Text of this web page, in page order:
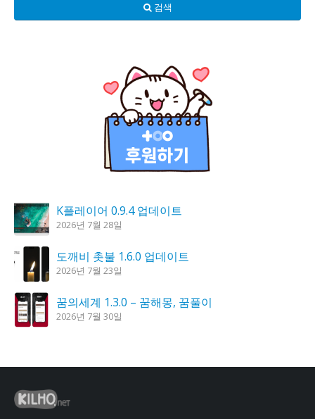
검색
K플레이어 0.9.4 업데이트
2026년 7월 28일
도깨비 촛불 1.6.0 업데이트
2026년 7월 23일
꿈의세계 1.3.0 – 꿈해몽, 꿈풀이
2026년 7월 30일
시크릿DNS 3.9.3 업데이트
2026년 7월 30일